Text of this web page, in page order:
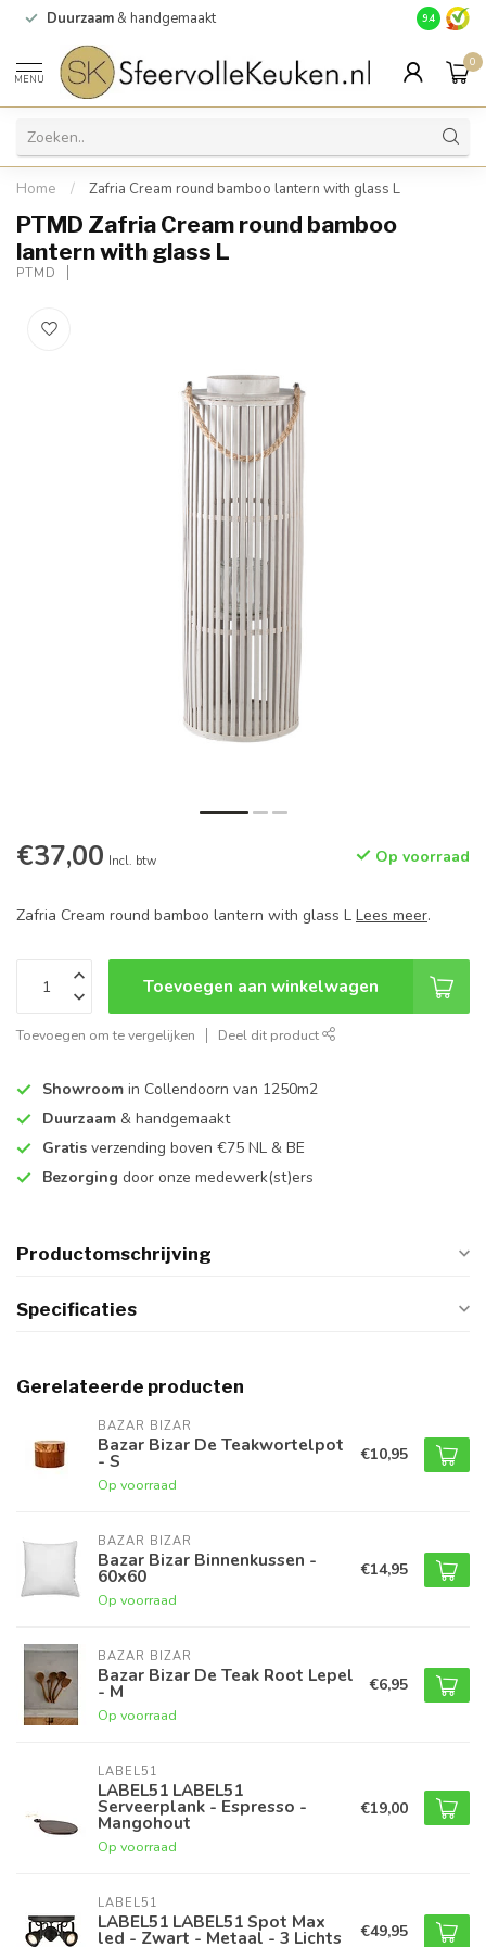
Duurzaam & handgemaakt Gratis
9.4
MENU
0
Home / Zafria Cream round bamboo lantern with glass L
PTMD Zafria Cream round bamboo
lantern with glass L
PTMD
€37,00 Incl. btw Op voorraad
Zafria Cream round bamboo lantern with glass L Lees meer.
Toevoegen aan winkelwagen
Toevoegen om te vergelijken Deel dit product
Showroom in Collendoorn van 1250m2
Duurzaam & handgemaakt
Gratis verzending boven €75 NL & BE
Bezorging door onze medewerk(st)ers
Productomschrijving
Specificaties
Gerelateerde producten
BAZAR BIZAR
Bazar Bizar De Teakwortelpot
- S
Op voorraad
€10,95
BAZAR BIZAR
Bazar Bizar Binnenkussen -
60x60
Op voorraad
€14,95
BAZAR BIZAR
Bazar Bizar De Teak Root Lepel
- M
Op voorraad
€6,95
LABEL51
LABEL51 LABEL51
Serveerplank - Espresso -
Mangohout
Op voorraad
€19,00
LABEL51
LABEL51 LABEL51 Spot Max
led - Zwart - Metaal - 3 Lichts €49,95